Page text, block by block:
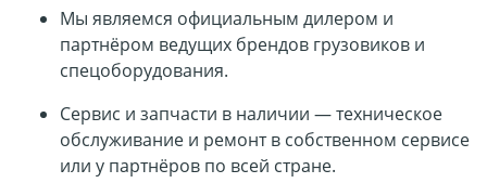
Мы являемся официальным дилером и
партнёром ведущих брендов грузовиков и
спецоборудования.
Сервис и запчасти в наличии — техническое
обслуживание и ремонт в собственном сервисе
или у партнёров по всей стране.